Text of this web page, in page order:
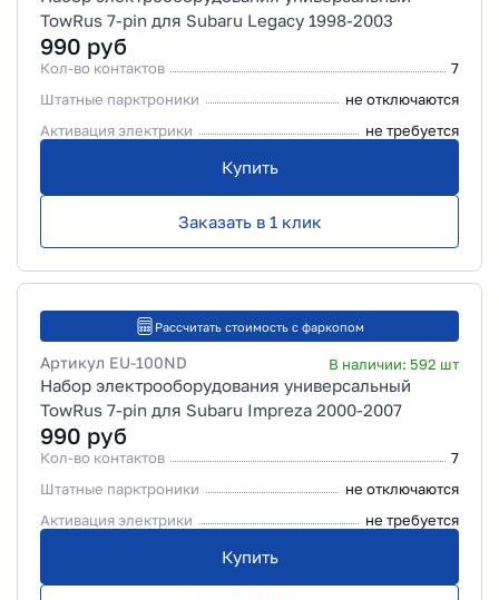
TowRus 7-pin для Subaru Legacy 1998-2003
990 руб
Кол-во контактов
7
Штатные парктроники
не отключаются
Активация электрики
не требуется
Купить
Заказать в 1 клик
Рассчитать стоимость с фаркопом
Артикул EU-100ND В наличии: 592 шт
Набор электрооборудования универсальный
TowRus 7-pin для Subaru Impreza 2000-2007
990 руб
Кол-во контактов
7
Штатные парктроники
не отключаются
Активация электрики
не требуется
Купить